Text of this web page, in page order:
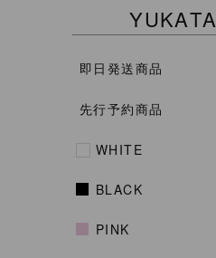
YUKATA
即日発送商品
先行予約商品
WHITE
BLACK
PINK